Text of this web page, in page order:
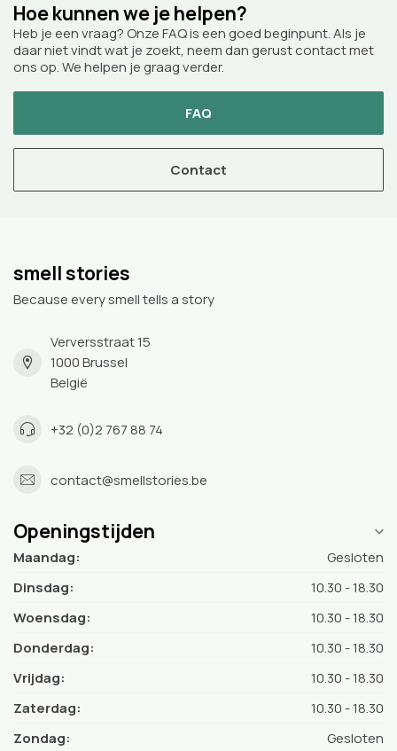
Hoe kunnen we je helpen?
Heb je een vraag? Onze FAQ is een goed beginpunt. Als je
daar niet vindt wat je zoekt, neem dan gerust contact met
ons op. We helpen je graag verder.
FAQ
Contact
smell stories
Because every smell tells a story
Verversstraat 15
1000 Brussel
België
+32 (0)2 767 88 74
contact@smellstories.be
Openingstijden
Maandag:
Gesloten
Dinsdag:
10.30 - 18.30
Woensdag:
10.30 - 18.30
Donderdag:
10.30 - 18.30
Vrijdag:
10.30 - 18.30
Zaterdag:
10.30 - 18.30
Zondag:
Gesloten